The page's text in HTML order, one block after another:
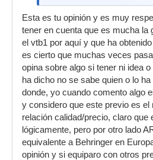
compararlo a preamps
sin probarlo me atreveria a
previos de la RME son
silenciosos, y a fin de
El art que vendí era doble,
cuesta 311 euros con
digital (el TPS) cuesta 211.
por menos del doble que
rack y con medidores,
varios presets de
valvula es la 12AX7A,
intercambiable.
Esta es tu opinión y es muy
tener en cuenta que es mucha la
el vtb1 por aquí y que ha
es cierto que muchas veces
opina sobre algo si tener ni idea
ha dicho no se sabe quien o lo
donde, yo cuando comento algo
y considero que este previo es el
relación calidad/precio, claro que
lógicamente, pero por otro lado
equivalente a Behringer en
opinión y si equiparo con otros